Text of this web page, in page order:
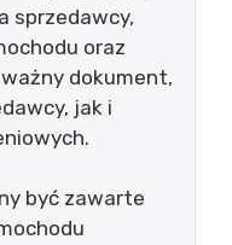
sprzedawcy,
oraz
dokument,
jak i
być zawarte